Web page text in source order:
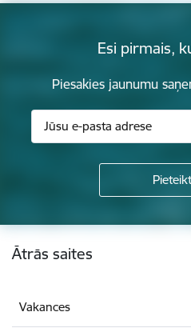
Esi pirmais,
Piesakies jaunumu
Kājene
Ātrās saites
Vakances